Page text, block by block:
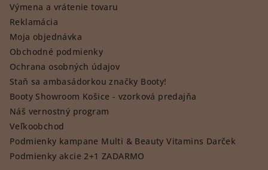
Výmena a vrátenie tovaru
Reklamácia
Moja objednávka
Obchodné podmienky
Ochrana osobných údajov
Staň sa ambasádorkou značky Booty!
Booty Showroom Košice - vzorková predajňa
Náš vernostný program
Veľkoobchod
Podmienky kampane Multi & Beauty Vitamins Darček
Podmienky akcie 2+1 ZADARMO